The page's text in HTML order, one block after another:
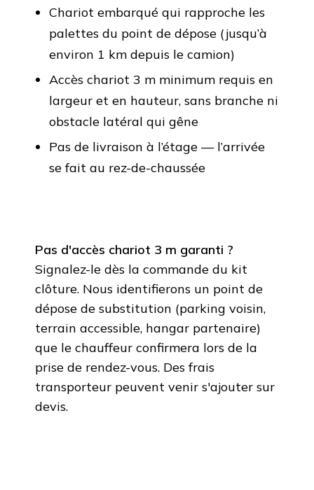
Chariot embarqué qui rapproche les
palettes du point de dépose (jusqu’à
environ 1 km depuis le camion)
Accès chariot 3 m minimum requis en
largeur et en hauteur, sans branche ni
obstacle latéral qui gêne
Pas de livraison à l’étage — l’arrivée
se fait au rez-de-chaussée
Pas d'accès chariot 3 m garanti ?
Signalez-le dès la commande du kit
clôture. Nous identifierons un point de
dépose de substitution (parking voisin,
terrain accessible, hangar partenaire)
que le chauffeur confirmera lors de la
prise de rendez-vous. Des frais
transporteur peuvent venir s'ajouter sur
devis.